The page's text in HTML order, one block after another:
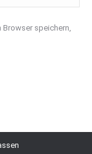
Browser speichern,